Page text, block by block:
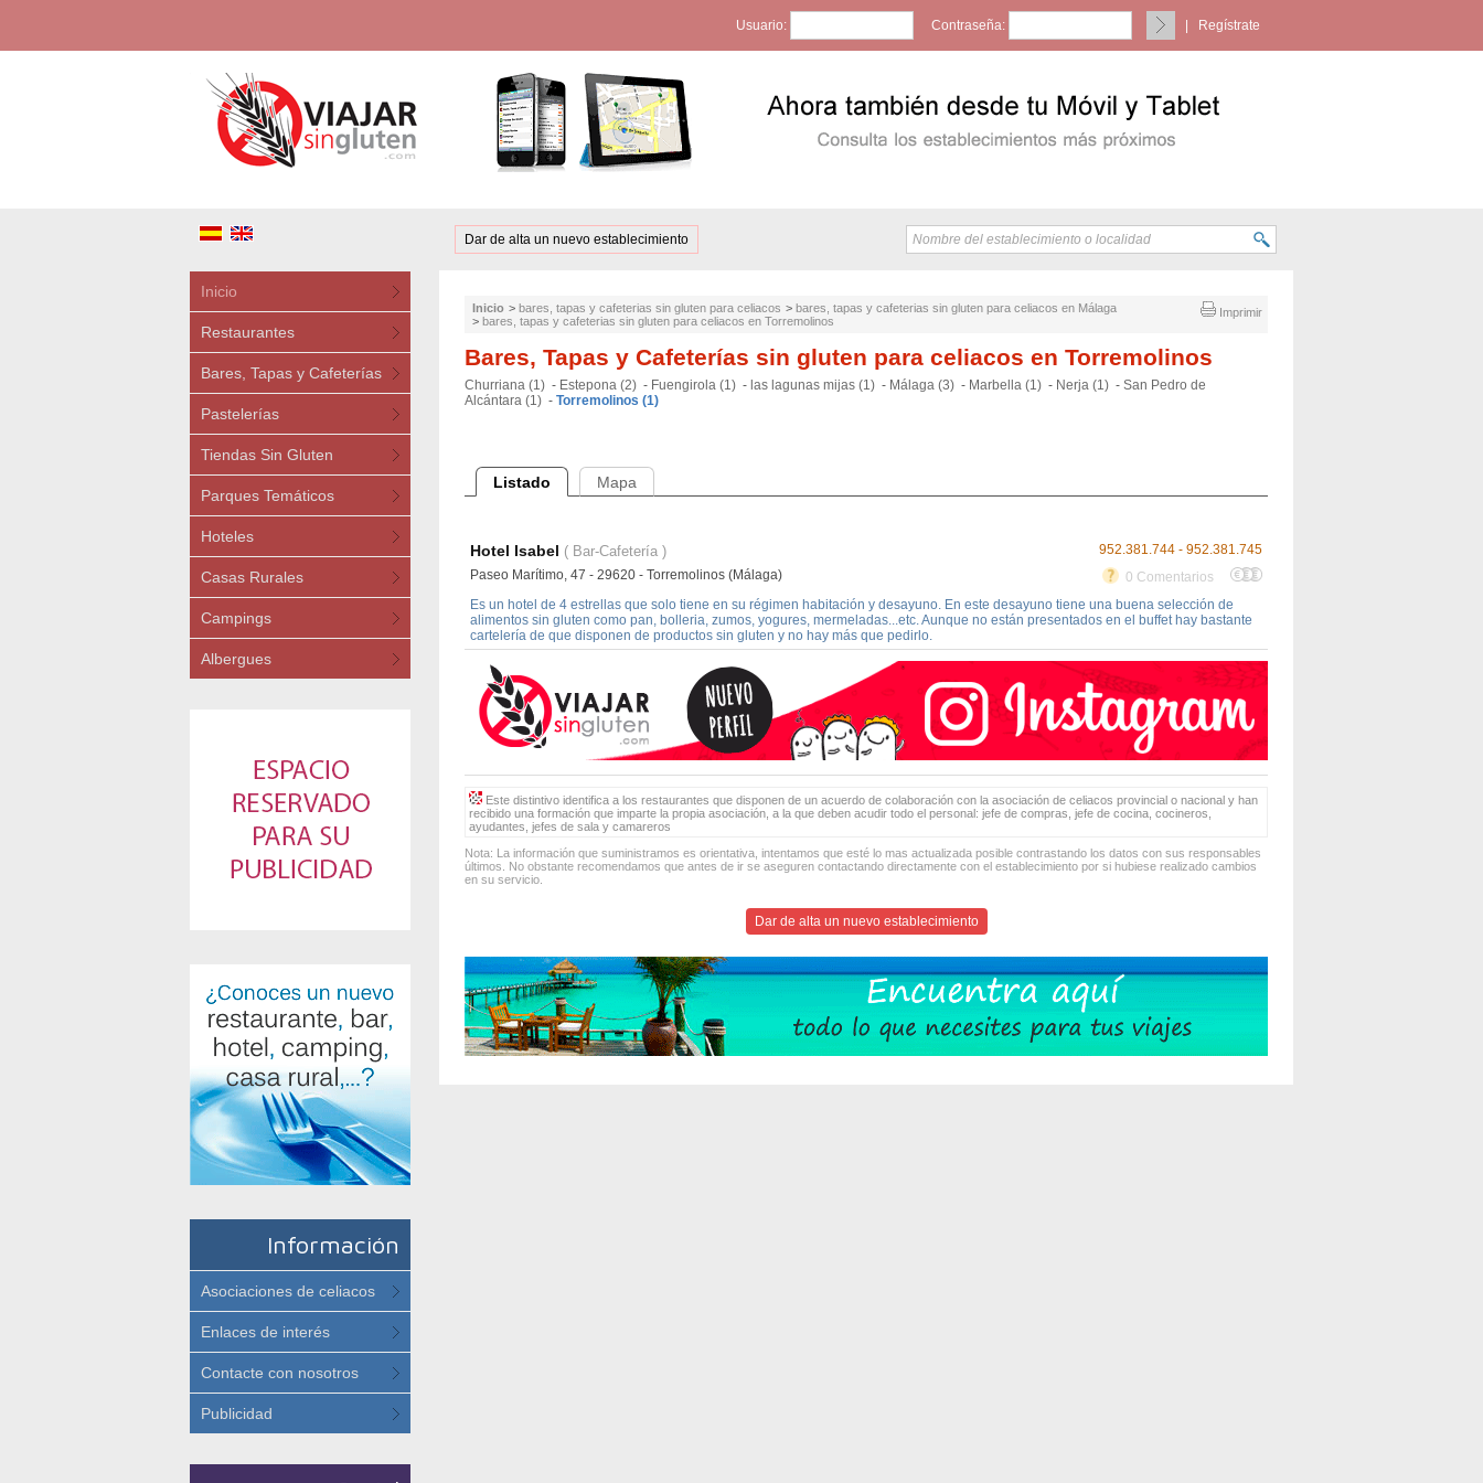
Usuario: Contraseña: Regístrate
Dar de alta un nuevo establecimiento
Inicio
Restaurantes
Bares, Tapas y Cafeterías
Pastelerías
Tiendas Sin Gluten
Parques Temáticos
Hoteles
Casas Rurales
Campings
Albergues
Información
Asociaciones de celiacos
Enlaces de interés
Contacte con nosotros
Publicidad
Imprimir
Inicio > bares, tapas y cafeterias sin gluten para celiacos > bares, tapas y cafeterias sin gluten para celiacos en Málaga
> bares, tapas y cafeterias sin gluten para celiacos en Torremolinos
Bares, Tapas y Cafeterías sin gluten para celiacos en Torremolinos
Churriana (1) - Estepona (2) - Fuengirola (1) - las lagunas mijas (1) - Málaga (3) - Marbella (1) - Nerja (1) - San Pedro de
Alcántara (1) - Torremolinos (1)
Listado Mapa
952.381.744 - 952.381.745
Hotel Isabel ( Bar-Cafetería )
0 Comentarios
Paseo Marítimo, 47 - 29620 - Torremolinos (Málaga)
Es un hotel de 4 estrellas que solo tiene en su régimen habitación y desayuno. En este desayuno tiene una buena selección de
alimentos sin gluten como pan, bolleria, zumos, yogures, mermeladas...etc. Aunque no están presentados en el buffet hay bastante
cartelería de que disponen de productos sin gluten y no hay más que pedirlo.
Este distintivo identifica a los restaurantes que disponen de un acuerdo de colaboración con la asociación de celiacos provincial o nacional y han
recibido una formación que imparte la propia asociación, a la que deben acudir todo el personal: jefe de compras, jefe de cocina, cocineros,
ayudantes, jefes de sala y camareros
Nota: La información que suministramos es orientativa, intentamos que esté lo mas actualizada posible contrastando los datos con sus responsables
últimos. No obstante recomendamos que antes de ir se aseguren contactando directamente con el establecimiento por si hubiese realizado cambios
en su servicio.
Dar de alta un nuevo establecimiento